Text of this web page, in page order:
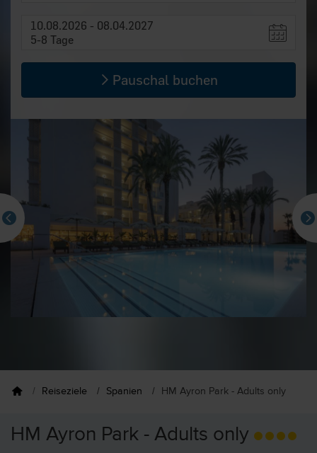
10.08.2026 - 08.04.2027
5-8 Tage
Pauschal buchen
Reiseziele Spanien HM Ayron Park - Adults only
HM Ayron Park - Adults only